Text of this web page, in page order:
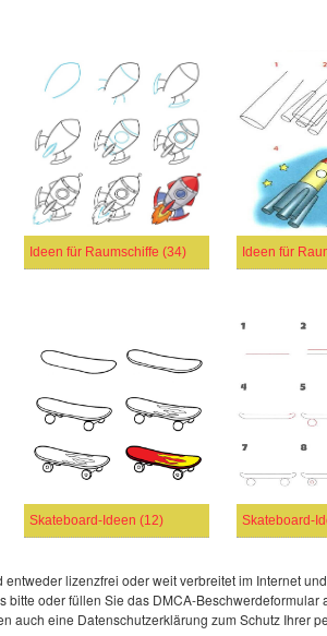
Ideen für Raumschiffe (34) Ideen für
Skateboard-Ideen (12) Skateboard-
lizenzfrei oder weit verbreitet im Internet
oder füllen Sie das DMCA-
auch eine Datenschutzerklärung zum Schutz Ihrer